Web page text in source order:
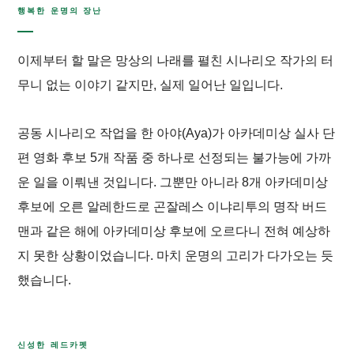
행복한 운명의 장난
이제부터 할 말은 망상의 나래를 펼친 시나리오 작가의 터
무니 없는 이야기 같지만, 실제 일어난 일입니다.
공동 시나리오 작업을 한 아야(Aya)가 아카데미상 실사 단
편 영화 후보 5개 작품 중 하나로 선정되는 불가능에 가까
운 일을 이뤄낸 것입니다. 그뿐만 아니라 8개 아카데미상
후보에 오른 알레한드로 곤잘레스 이냐리투의 명작 버드
맨과 같은 해에 아카데미상 후보에 오르다니 전혀 예상하
지 못한 상황이었습니다. 마치 운명의 고리가 다가오는 듯
했습니다.
신성한 레드카펫